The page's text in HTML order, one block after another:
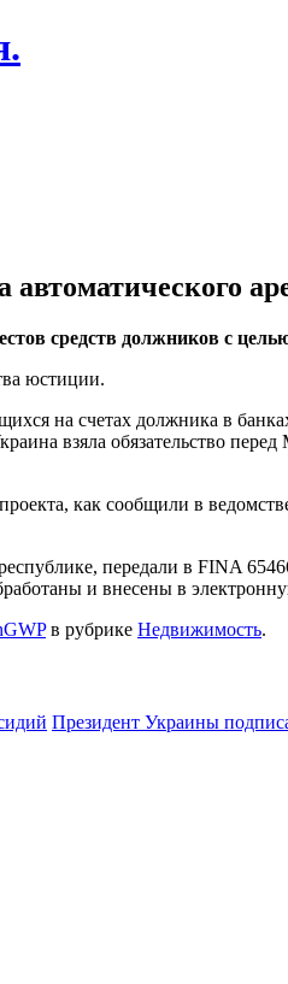
автоматического
средств должников с
юстиции.
на счетах должника в
взяла обязательство
как сообщили в
передали в FINA
и внесены в
в рубрике Недвижимость.
Президент Украины